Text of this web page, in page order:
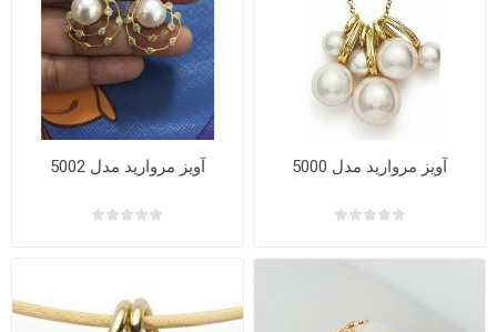
آویز مروارید مدل 5000 آویز مروارید مدل 5002